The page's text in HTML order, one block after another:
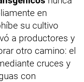
en
su cultivo
a productores y
otro camino: el
cruces y
con